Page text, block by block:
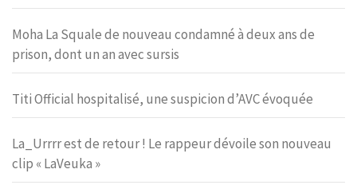
Moha La Squale de nouveau condamné à deux ans de
prison, dont un an avec sursis
Titi Official hospitalisé, une suspicion d’AVC évoquée
La_Urrrr est de retour ! Le rappeur dévoile son nouveau
clip « LaVeuka »